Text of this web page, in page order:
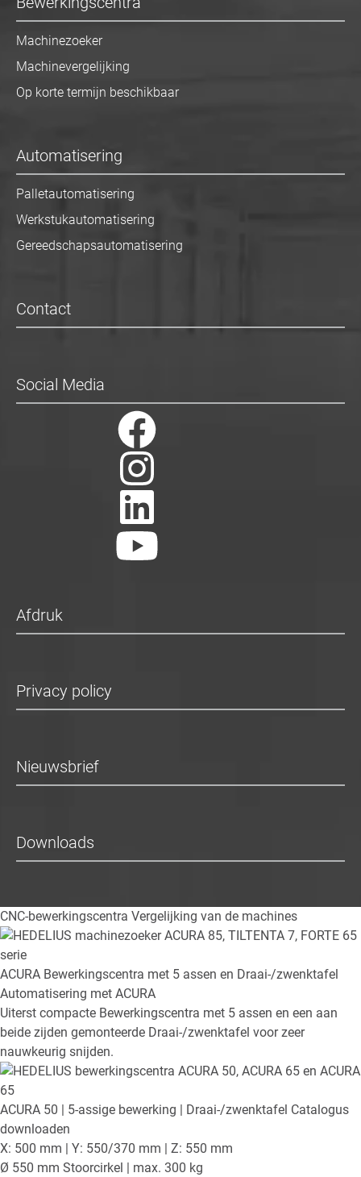
Machinezoeker
Machinevergelijking
Op korte termijn beschikbaar
Automatisering
Palletautomatisering
Werkstukautomatisering
Gereedschapsautomatisering
Contact
Social Media
Afdruk
Privacy policy
Nieuwsbrief
Downloads
CNC-bewerkingscentra Vergelijking van de machines
ACURA Bewerkingscentra met 5 assen en Draai-/zwenktafel
Automatisering met ACURA
Uiterst compacte Bewerkingscentra met 5 assen en een aan
beide zijden gemonteerde Draai-/zwenktafel voor zeer
nauwkeurig snijden.
ACURA 50 | 5-assige bewerking | Draai-/zwenktafel Catalogus
downloaden
X: 500 mm | Y: 550/370 mm | Z: 550 mm
Ø 550 mm Stoorcirkel | max. 300 kg